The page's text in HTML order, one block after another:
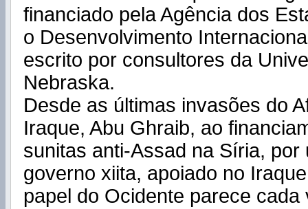
financiado pela Agência dos
o Desenvolvimento
escrito por consultores da
Nebraska.
Desde as últimas invasões do
Iraque, Abu Ghraib, ao
sunitas anti-Assad na Síria, por
governo xiita, apoiado no
papel do Ocidente parece cada